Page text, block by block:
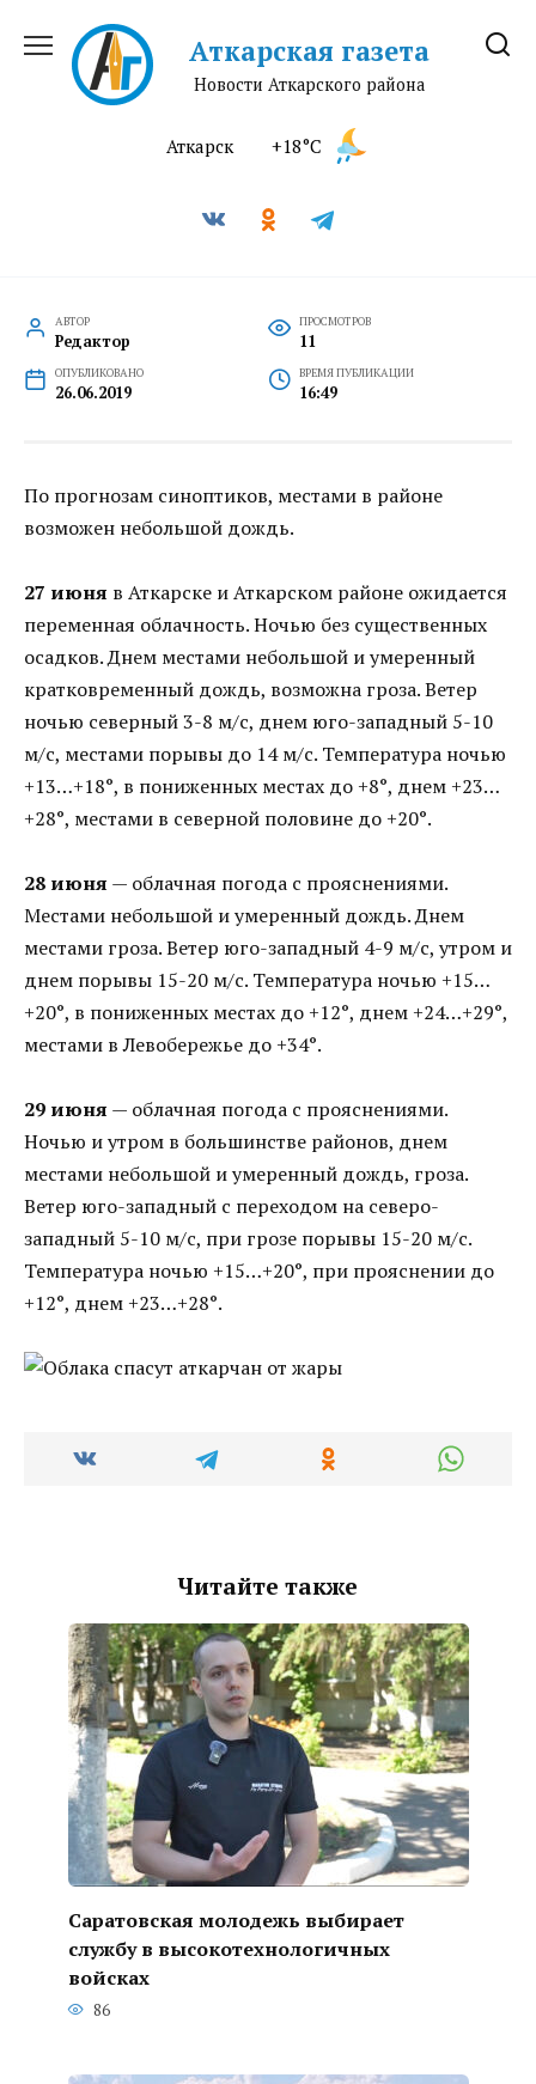
содержанию
Аткарская газета
Новости Аткарского района
Аткарск +18°C
АВТОР
Редактор
ПРОСМОТРОВ
11
ОПУБЛИКОВАНО
26.06.2019
ВРЕМЯ ПУБЛИКАЦИИ
16:49
По прогнозам синоптиков, местами в районе
возможен небольшой дождь.
27 июня в Аткарске и Аткарском районе ожидается
переменная облачность. Ночью без существенных
осадков. Днем местами небольшой и умеренный
кратковременный дождь, возможна гроза. Ветер
ночью северный 3-8 м/с, днем юго-западный 5-10
м/с, местами порывы до 14 м/с. Температура ночью
+13…+18°, в пониженных местах до +8°, днем +23…
+28°, местами в северной половине до +20°.
28 июня — облачная погода с прояснениями.
Местами небольшой и умеренный дождь. Днем
местами гроза. Ветер юго-западный 4-9 м/с, утром и
днем порывы 15-20 м/с. Температура ночью +15…
+20°, в пониженных местах до +12°, днем +24…+29°,
местами в Левобережье до +34°.
29 июня — облачная погода с прояснениями.
Ночью и утром в большинстве районов, днем
местами небольшой и умеренный дождь, гроза.
Ветер юго-западный с переходом на северо-
западный 5-10 м/с, при грозе порывы 15-20 м/с.
Температура ночью +15…+20°, при прояснении до
+12°, днем +23…+28°.
Читайте также
Саратовская молодежь выбирает
службу в высокотехнологичных
войсках
86